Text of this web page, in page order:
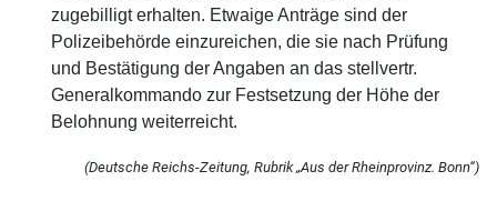
zugebilligt erhalten. Etwaige Anträge sind der
Polizeibehörde einzureichen, die sie nach Prüfung
und Bestätigung der Angaben an das stellvertr.
Generalkommando zur Festsetzung der Höhe der
Belohnung weiterreicht.
(Deutsche Reichs-Zeitung, Rubrik „Aus der Rheinprovinz. Bonn“)